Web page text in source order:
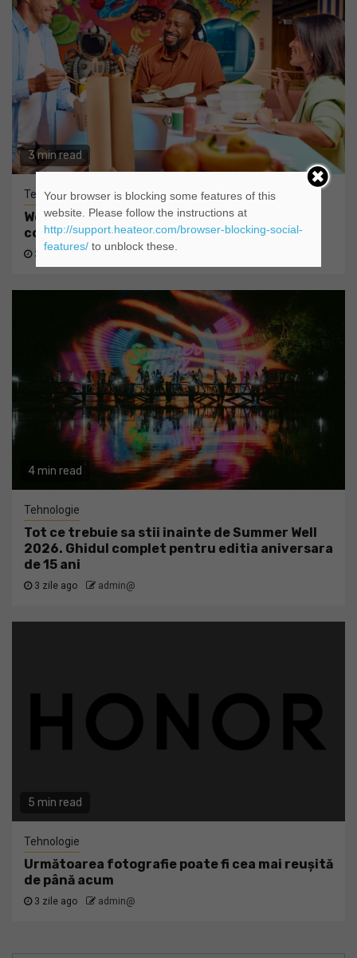
3 min read
Tehnologie
Wolt lansează funcția split payments, pentru
comenzile de grup, în România
3 zile ago
4 min read
Tehnologie
Tot ce trebuie sa stii inainte de Summer Well
2026. Ghidul complet pentru editia aniversara
de 15 ani
3 zile ago admin@
5 min read
Tehnologie
Următoarea fotografie poate fi cea mai reușită
de până acum
3 zile ago admin@
Your browser is blocking some features of this
website. Please follow the instructions at
http://support.heateor.com/browser-blocking-social-
features/to unblock these.